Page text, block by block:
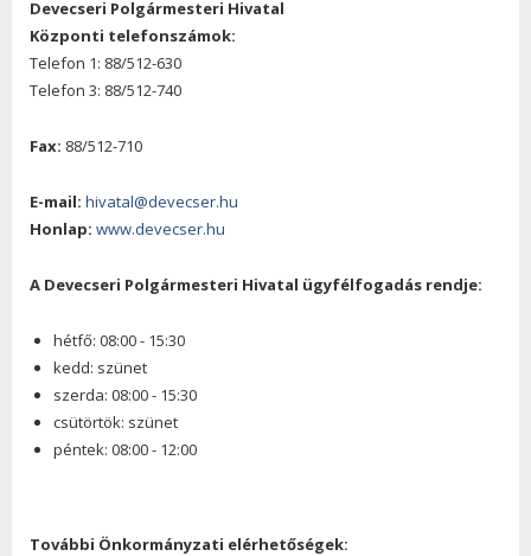
Devecseri Polgármesteri Hivatal
Központi telefonszámok:
Telefon 1: 88/512-630
Telefon 3: 88/512-740
Fax: 88/512-710
E-mail: hivatal@devecser.hu
Honlap: www.devecser.hu
A Devecseri Polgármesteri Hivatal ügyfélfogadás rendje:
hétfő: 08:00 - 15:30
kedd: szünet
szerda: 08:00 - 15:30
csütörtök: szünet
péntek: 08:00 - 12:00
További Önkormányzati elérhetőségek: